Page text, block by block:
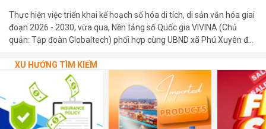
Thực hiện việc triển khai kế hoạch số hóa di tích, di sản văn hóa giai
đoạn 2026 - 2030, vừa qua, Nền tảng số Quốc gia VIVINA (Chủ
quản: Tập đoàn Globaltech) phối hợp cùng UBND xã Phú Xuyên đã
hóa tại các di tích cấp Quốc gia trên địa bàn xã.
XU HƯỚNG TÌM KIẾM